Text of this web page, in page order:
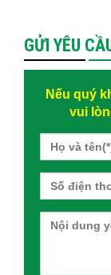
GỬI YÊU
Nếu quý
vui